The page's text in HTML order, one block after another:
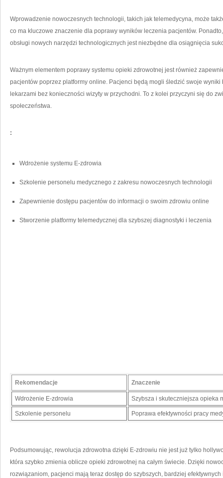
Wprowadzenie nowoczesnych technologii, takich jak telemedycyna, może
co ma‍ kluczowe znaczenie dla poprawy​ wyników leczenia pacjentów.‌
obsługi nowych‌ narzędzi technologicznych jest niezbędne dla osiągnięcia
Ważnym⁢ elementem poprawy systemu⁤ opieki zdrowotnej jest również
‍pacjentów⁢ poprzez​ platformy online. ​Pacjenci będą mogli śledzić swoje
lekarzami bez konieczności wizyty w​ przychodni. To z kolei przyczyni się ‍do
społeczeństwa.
:
Wdrożenie systemu E-zdrowia
Szkolenie personelu medycznego​ z zakresu nowoczesnych technologii
Zapewnienie dostępu pacjentów⁣ do informacji o swoim zdrowiu online
Stworzenie platformy telemedycznej dla szybszej ‌diagnostyki i leczenia
Rekomendacje Znaczenie
Wdrożenie E-zdrowia Szybsza i ⁢skuteczniejsza opieka​
Szkolenie personelu Poprawa efektywności⁢ pracy
Podsumowując, rewolucja zdrowotna dzięki E-zdrowiu nie jest już tylko
która​ szybko ⁢zmienia oblicze ​opieki zdrowotnej na ⁢całym świecie. Dzięki
rozwiązaniom, pacjenci ​mają teraz dostęp do szybszych, bardziej